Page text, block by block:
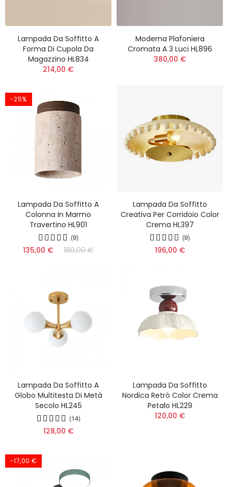
Lampada Da Soffitto A
Forma Di Cupola Da
Magazzino HL834
214,00 €
Moderna Plafoniera
Cromata A 3 Luci HL896
380,00 €
-25%
Lampada Da Soffitto A
Colonna In Marmo
Travertino HL901
(9)
135,00 € 180,00 €
Lampada Da Soffitto
Creativa Per Corridoio Color
Crema HL397
(9)
196,00 €
Lampada Da Soffitto A
Globo Multitesta Di Metà
Secolo HL245
(14)
128,00 €
Lampada Da Soffitto
Nordica Retrò Color Crema
Petalo HL229
120,00 €
-17,00 €